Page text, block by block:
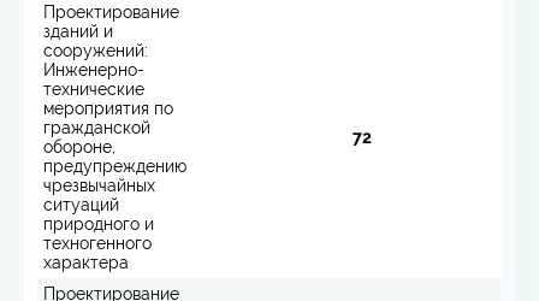
Проектирование
зданий и
сооружений:
Инженерно-
технические
мероприятия по
гражданской
обороне,
предупреждению
чрезвычайных
ситуаций
природного и
техногенного
характера
72
Проектирование